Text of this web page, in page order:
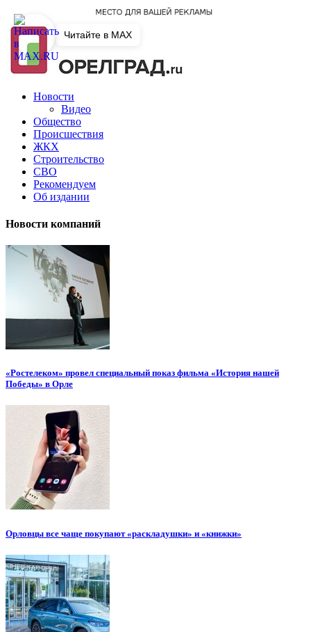
Новости
Видео
Общество
Происшествия
ЖКХ
Строительство
СВО
Рекомендуем
Об издании
Новости компаний
«Ростелеком» провел специальный показ фильма «История нашей
Победы» в Орле
Орловцы все чаще покупают «раскладушки» и «книжки»
Читайте в MAX